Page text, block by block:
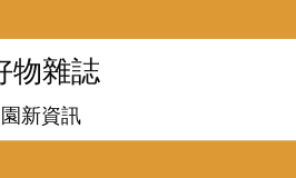
物雜誌
新資訊